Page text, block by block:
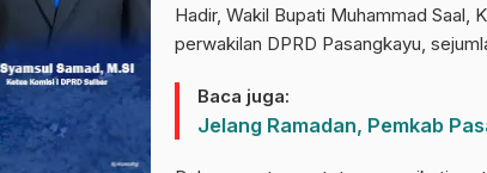
Hadir, Wakil Bupati Muhammad Saal,
perwakilan DPRD Pasangkayu,
Baca juga:
Jelang Ramadan, Pemkab